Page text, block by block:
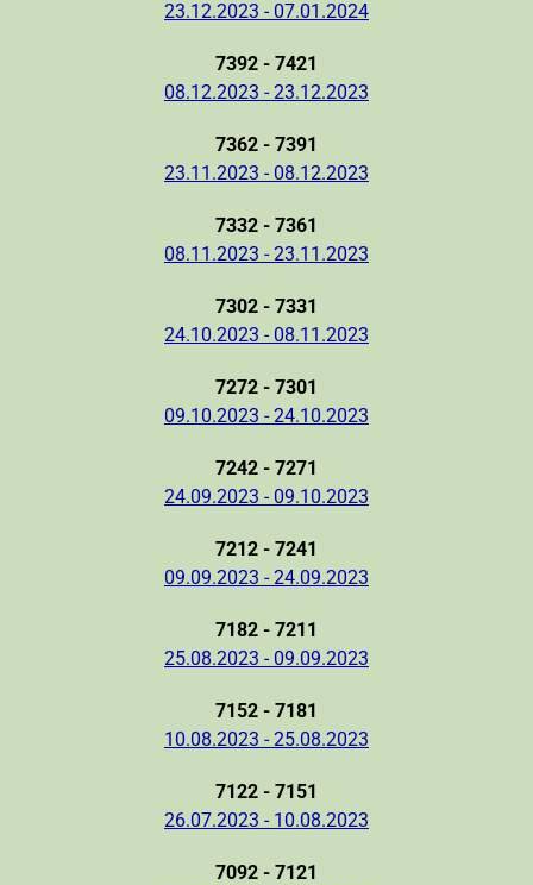
23.12.2023 - 07.01.2024
7392 - 7421
08.12.2023 - 23.12.2023
7362 - 7391
23.11.2023 - 08.12.2023
7332 - 7361
08.11.2023 - 23.11.2023
7302 - 7331
24.10.2023 - 08.11.2023
7272 - 7301
09.10.2023 - 24.10.2023
7242 - 7271
24.09.2023 - 09.10.2023
7212 - 7241
09.09.2023 - 24.09.2023
7182 - 7211
25.08.2023 - 09.09.2023
7152 - 7181
10.08.2023 - 25.08.2023
7122 - 7151
26.07.2023 - 10.08.2023
7092 - 7121